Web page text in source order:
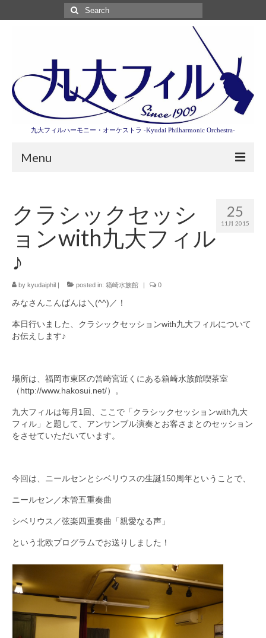
Search
for:
九大フィルハーモニー・オーケストラ -Kyudai Philharmonic Orchestra-
Menu
演奏会情報
卒業記念演奏会2027
九大フィルの歴史
演奏会の歴史
九大フィル特集ページ
団員専用ページ
25
11月 2015
クラシックセッシ
ョンwith九大フィル
♪
by kyudaiphil posted in: 箱崎水族館 0
みなさんこんばんは＼(^^)／！
本日行いました、クラシックセッションwith九大フィルについて
お伝えします♪
場所は、福岡市東区の筥崎宮近くにある箱崎水族館喫茶室
（http://www.hakosui.net/）。
九大フィルは毎月1回、ここで「クラシックセッションwith九大
フィル」と題して、アンサンブル演奏とお客さまとのセッション
をさせていただいています。
今回は、ニールセンとシベリウスの生誕150周年ということで、
ニールセン／木管五重奏曲
シベリウス／弦楽四重奏曲「親愛なる声」
という北欧プログラムでお送りしました！